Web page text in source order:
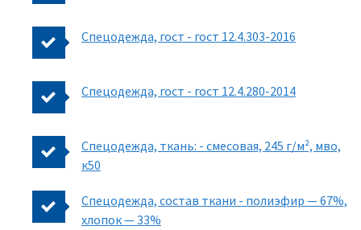
Спецодежда, гост - гост 12.4.303-2016
Спецодежда, гост - гост 12.4.280-2014
Спецодежда, ткань: - смесовая, 245 г/м², мво,
к50
Спецодежда, состав ткани - полиэфир — 67%,
хлопок — 33%